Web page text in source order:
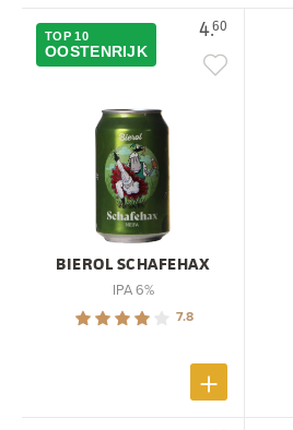
4.60
TOP 10
OOSTENRIJK
BIEROL SCHAFEHAX
IPA 6%
7.8